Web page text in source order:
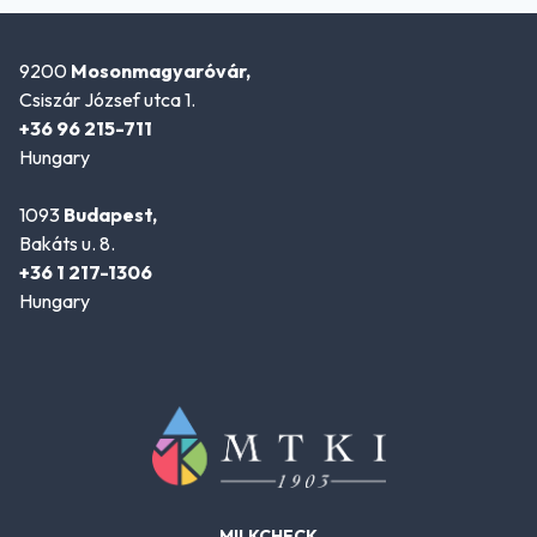
9200 Mosonmagyaróvár,
Csiszár József utca 1.
+36 96 215-711
Hungary
1093 Budapest,
Bakáts u. 8.
+36 1 217-1306
Hungary